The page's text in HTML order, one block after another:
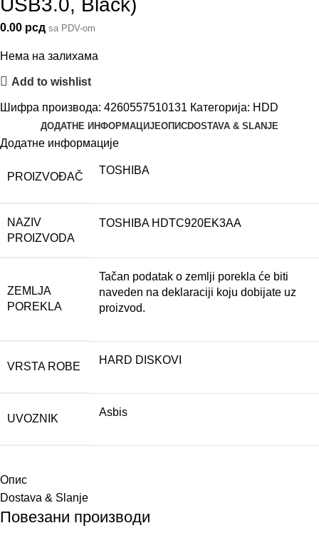
USB3.0, Black)
0.00 рсд sa PDV-om
Нема на залихама
Add to wishlist
Шифра производа: 4260557510131 Категорија: HDD
ДОДАТНЕ ИНФОРМАЦИЈЕОПИСDOSTAVA & SLANJE
Додатне информације
PROIZVOĐAČ
TOSHIBA
NAZIV
PROIZVODA
TOSHIBA HDTC920EK3AA
ZEMLJA
POREKLA
Tačan podatak o zemlji porekla će biti
naveden na deklaraciji koju dobijate uz
proizvod.
VRSTA ROBE
HARD DISKOVI
UVOZNIK
Asbis
Опис
Dostava & Slanje
Повезани производи